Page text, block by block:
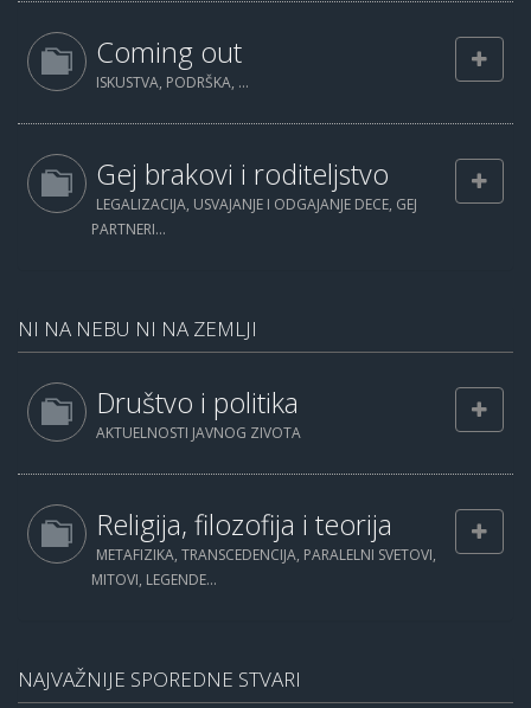
Coming out
ISKUSTVA, PODRŠKA, ...
Gej brakovi i roditeljstvo
LEGALIZACIJA, USVAJANJE I ODGAJANJE DECE, GEJ
PARTNERI...
NI NA NEBU NI NA ZEMLJI
Društvo i politika
AKTUELNOSTI JAVNOG ZIVOTA
Religija, filozofija i teorija
METAFIZIKA, TRANSCEDENCIJA, PARALELNI SVETOVI,
MITOVI, LEGENDE...
NAJVAŽNIJE SPOREDNE STVARI